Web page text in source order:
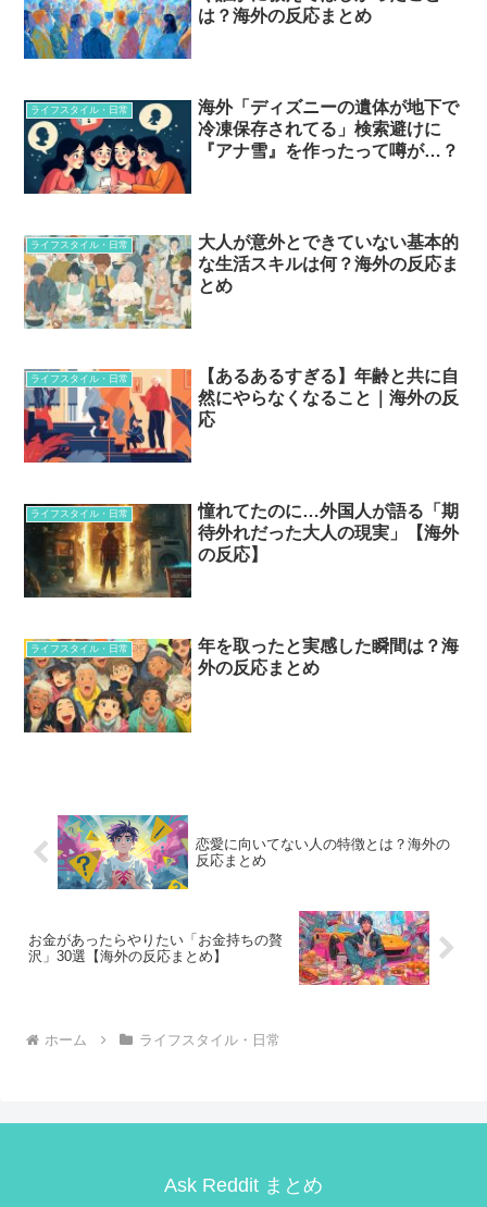
は？海外の反応まとめ
ライフスタイル・日常
海外「ディズニーの遺体が地下で
冷凍保存されてる」検索避けに
『アナ雪』を作ったって噂が…？
ライフスタイル・日常
大人が意外とできていない基本的
な生活スキルは何？海外の反応ま
とめ
ライフスタイル・日常
【あるあるすぎる】年齢と共に自
然にやらなくなること｜海外の反
応
ライフスタイル・日常
憧れてたのに…外国人が語る「期
待外れだった大人の現実」【海外
の反応】
ライフスタイル・日常
年を取ったと実感した瞬間は？海
外の反応まとめ
恋愛に向いてない人の特徴とは？海外の
反応まとめ
お金があったらやりたい「お金持ちの贅
沢」30選【海外の反応まとめ】
ホーム ライフスタイル・日常
Ask Reddit まとめ